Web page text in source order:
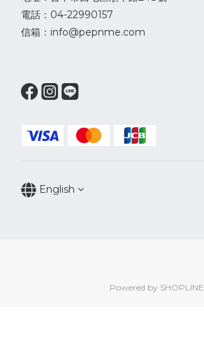
電話：04-22990157
信箱：info@pepnme.com
English
Powered by SHOPLINE